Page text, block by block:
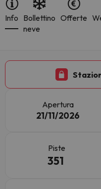
Info Bollettino
neve
Offerte
Apertura
21/11/2026
Piste
351